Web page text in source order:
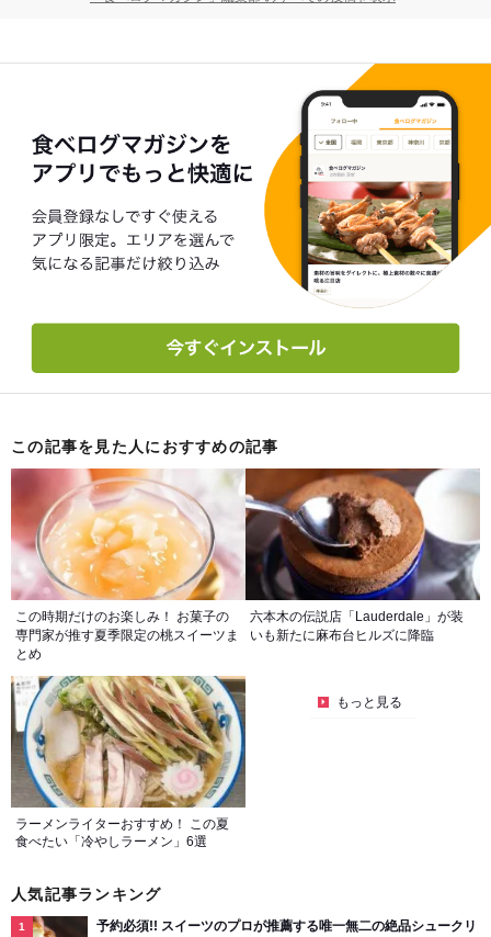
この記事を見た人におすすめの記事
この時期だけのお楽しみ！ お菓子の
専門家が推す夏季限定の桃スイーツま
とめ
六本木の伝説店「Lauderdale」が装
いも新たに麻布台ヒルズに降臨
ラーメンライターおすすめ！ この夏
食べたい「冷やしラーメン」6選
もっと見る
人気記事ランキング
予約必須!! スイーツのプロが推薦する唯一無二の絶品シュークリ